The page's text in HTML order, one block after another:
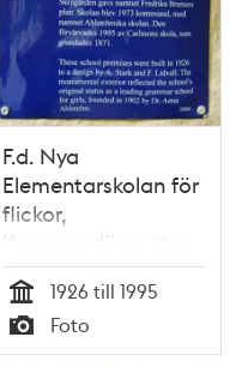
F.d. Nya
Elementarskolan för
flickor,
Kommendörsgatan
31 (Brandvakten 7)
Tid
1926 till 1995
Typ
Foto